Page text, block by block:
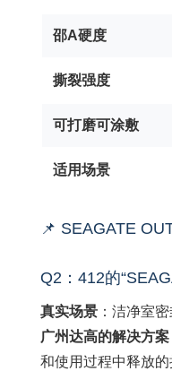
邵A硬度
撕裂强度
可打磨可涂敷
适用场景
📌 SEAGATE
Q2：412的
真实场景 ：洁净室
广州达高的解决方案
和使用过程中释放